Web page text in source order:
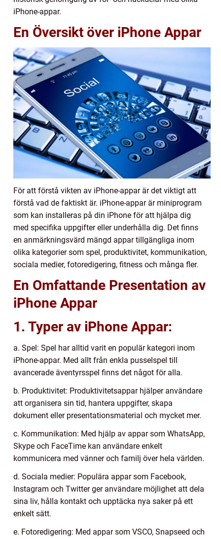
iPhone-appar.
En Översikt över iPhone Appar
För att förstå vikten av iPhone-appar är det viktigt att
förstå vad de faktiskt är. iPhone-appar är miniprogram
som kan installeras på din iPhone för att hjälpa dig
med specifika uppgifter eller underhålla dig. Det finns
en anmärkningsvärd mängd appar tillgängliga inom
olika kategorier som spel, produktivitet, kommunikation,
sociala medier, fotoredigering, fitness och många fler.
En Omfattande Presentation av
iPhone Appar
1. Typer av iPhone Appar:
a. Spel: Spel har alltid varit en populär kategori inom
iPhone-appar. Med allt från enkla pusselspel till
avancerade äventyrsspel finns det något för alla.
b. Produktivitet: Produktivitetsappar hjälper användare
att organisera sin tid, hantera uppgifter, skapa
dokument eller presentationsmaterial och mycket mer.
c. Kommunikation: Med hjälp av appar som WhatsApp,
Skype och FaceTime kan användare enkelt
kommunicera med vänner och familj över hela världen.
d. Sociala medier: Populära appar som Facebook,
Instagram och Twitter ger användare möjlighet att dela
sina liv, hålla kontakt och upptäcka nya saker på ett
enkelt sätt.
e. Fotoredigering: Med appar som VSCO, Snapseed och